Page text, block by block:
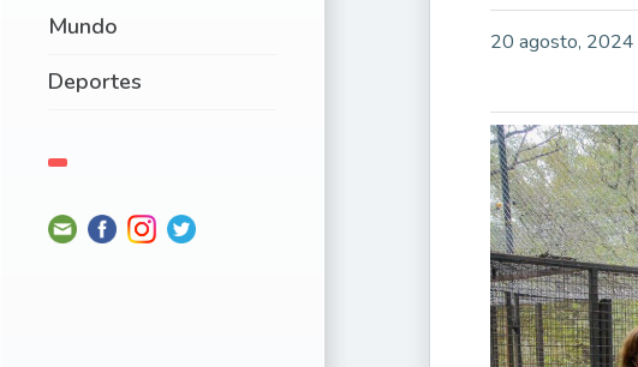
Mundo
Deportes
20 agosto, 2024